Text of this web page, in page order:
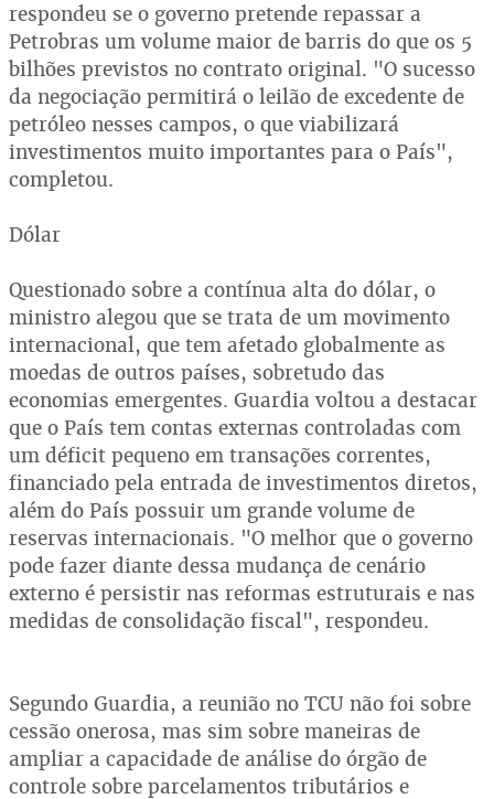
respondeu se o governo pretende repassar a
Petrobras um volume maior de barris do que os 5
bilhões previstos no contrato original. "O sucesso
da negociação permitirá o leilão de excedente de
petróleo nesses campos, o que viabilizará
investimentos muito importantes para o País",
completou.
Dólar
Questionado sobre a contínua alta do dólar, o
ministro alegou que se trata de um movimento
internacional, que tem afetado globalmente as
moedas de outros países, sobretudo das
economias emergentes. Guardia voltou a destacar
que o País tem contas externas controladas com
um déficit pequeno em transações correntes,
financiado pela entrada de investimentos diretos,
além do País possuir um grande volume de
reservas internacionais. "O melhor que o governo
pode fazer diante dessa mudança de cenário
externo é persistir nas reformas estruturais e nas
medidas de consolidação fiscal", respondeu.
Segundo Guardia, a reunião no TCU não foi sobre
cessão onerosa, mas sim sobre maneiras de
ampliar a capacidade de análise do órgão de
controle sobre parcelamentos tributários e